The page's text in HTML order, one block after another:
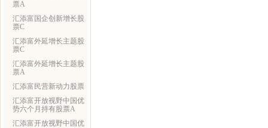
票A
汇添富国企创新增长股
票C
汇添富外延增长主题股
票C
汇添富外延增长主题股
票A
汇添富民营新动力股票
汇添富开放视野中国优
势六个月持有股票A
汇添富开放视野中国优